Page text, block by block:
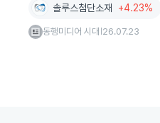
솔루스첨단소재 +4.23%
동행미디어 시대 26.07.23